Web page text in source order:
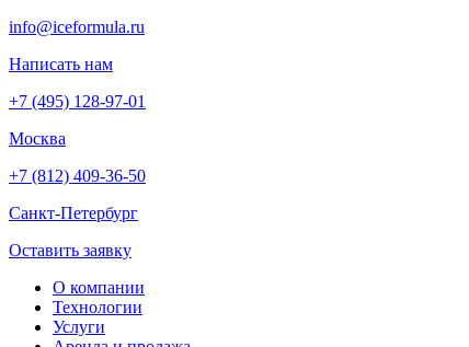
info@iceformula.ru
Написать нам
+7 (495) 128-97-01
Москва
+7 (812) 409-36-50
Санкт-Петербург
Оставить заявку
О компании
Технологии
Услуги